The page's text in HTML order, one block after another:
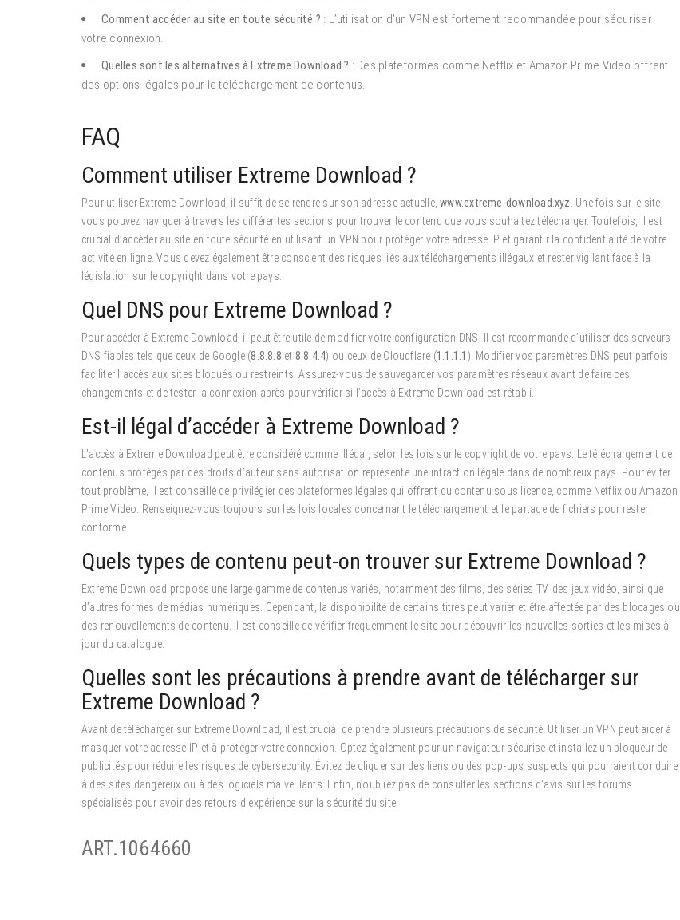
Comment accéder au site en toute sécurité ? : L’utilisation d’un VPN est fortement recommandée pour sécuriser
votre connexion.
Quelles sont les alternatives à Extreme Download ? : Des plateformes comme Netflix et Amazon Prime Video offrent
des options légales pour le téléchargement de contenus.
FAQ
Comment utiliser Extreme Download ?
Pour utiliser Extreme Download, il suffit de se rendre sur son adresse actuelle,www.extreme-download.xyz . Une fois sur le site,
vous pouvez naviguer à travers les différentes sections pour trouver le contenu que vous souhaitez télécharger. Toutefois, il est
crucial d’accéder au site en toute sécurité en utilisant un VPN pour protéger votre adresse IP et garantir la confidentialité de votre
activité en ligne. Vous devez également être conscient des risques liés aux téléchargements illégaux et rester vigilant face à la
législation sur le copyright dans votre pays.
Quel DNS pour Extreme Download ?
Pour accéder à Extreme Download, il peut être utile de modifier votre configuration DNS. Il est recommandé d’utiliser des serveurs
DNS fiables tels que ceux de Google (8.8.8.8 et 8.8.4.4) ou ceux de Cloudflare (1.1.1.1 ). Modifier vos paramètres DNS peut parfois
faciliter l’accès aux sites bloqués ou restreints. Assurez-vous de sauvegarder vos paramètres réseaux avant de faire ces
changements et de tester la connexion après pour vérifier si l’accès à Extreme Download est rétabli.
Est-il légal d’accéder à Extreme Download ?
L’accès à Extreme Download peut être considéré comme illégal, selon les lois sur le copyright de votre pays. Le téléchargement de
contenus protégés par des droits d’auteur sans autorisation représente une infraction légale dans de nombreux pays. Pour éviter
tout problème, il est conseillé de privilégier des plateformes légales qui offrent du contenu sous licence, comme Netflix ou Amazon
Prime Video. Renseignez-vous toujours sur les lois locales concernant le téléchargement et le partage de fichiers pour rester
conforme.
Quels types de contenu peut-on trouver sur Extreme Download ?
Extreme Download propose une large gamme de contenus variés, notamment des films, des séries TV, des jeux vidéo, ainsi que
d’autres formes de médias numériques. Cependant, la disponibilité de certains titres peut varier et être affectée par des blocages ou
des renouvellements de contenu. Il est conseillé de vérifier fréquemment le site pour découvrir les nouvelles sorties et les mises à
jour du catalogue.
Quelles sont les précautions à prendre avant de télécharger sur
Extreme Download ?
Avant de télécharger sur Extreme Download, il est crucial de prendre plusieurs précautions de sécurité. Utiliser un VPN peut aider à
masquer votre adresse IP et à protéger votre connexion. Optez également pour un navigateur sécurisé et installez un bloqueur de
publicités pour réduire les risques de cybersecurity. Évitez de cliquer sur des liens ou des pop-ups suspects qui pourraient conduire
à des sites dangereux ou à des logiciels malveillants. Enfin, n’oubliez pas de consulter les sections d’avis sur les forums
spécialisés pour avoir des retours d’expérience sur la sécurité du site.
ART.1064660